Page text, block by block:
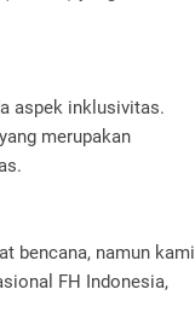
aspek inklusivitas.
merupakan
bencana, namun kami
FH Indonesia,